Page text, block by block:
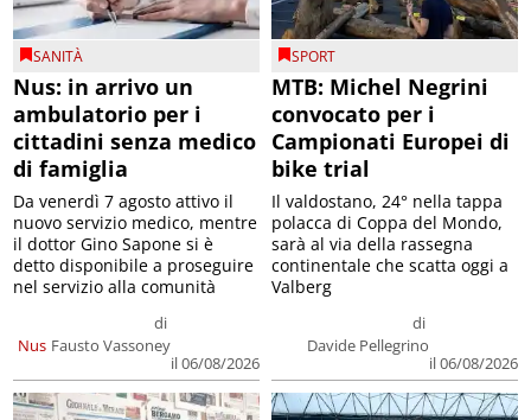
SANITÀ
Nus: in arrivo un
ambulatorio per i
cittadini senza medico
di famiglia
Nus
di
Fausto Vassoney
il 06/08/2026
Da venerdì 7 agosto attivo il
nuovo servizio medico, mentre
il dottor Gino Sapone si è
detto disponibile a proseguire
nel servizio alla comunità
SPORT
MTB: Michel Negrini
convocato per i
Campionati Europei di
bike trial
di
Davide Pellegrino
il 06/08/2026
Il valdostano, 24° nella tappa
polacca di Coppa del Mondo,
sarà al via della rassegna
continentale che scatta oggi a
Valberg